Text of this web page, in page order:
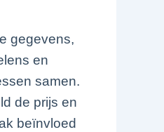
gegevens,
en
samen.
de prijs en
beïnvloed